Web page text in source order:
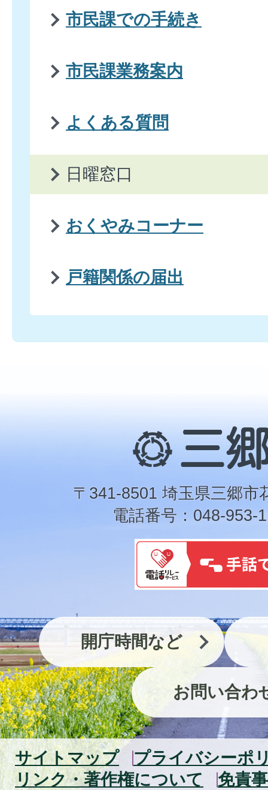
市民課での手続き
市民課業務案内
よくある質問
日曜窓口
おくやみコーナー
戸籍関係の届出
三
郷
市
〒341-8501 埼玉県三郷市
電話番号：048-953-
開庁時間など
お問い合わ
サイトマップ
プライバシーポ
リンク・著作権について
免責